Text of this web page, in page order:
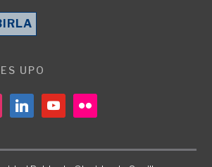
UPO
linkedinyoutubeflickr